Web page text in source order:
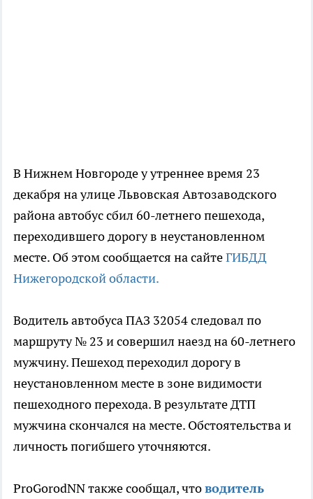
В Нижнем Новгороде у утреннее время 23
декабря на улице Львовская Автозаводского
района автобус сбил 60-летнего пешехода,
переходившего дорогу в неустановленном
месте. Об этом сообщается на сайтеГИБДД
Нижегородской области.
Водитель автобуса ПАЗ 32054 следовал по
маршруту № 23 и совершил наезд на 60-летнего
мужчину. Пешеход переходил дорогу в
неустановленном месте в зоне видимости
пешеходного перехода. В результате ДТП
мужчина скончался на месте. Обстоятельства и
личность погибшего уточняются.
ProGorodNN также сообщал, чтоводитель